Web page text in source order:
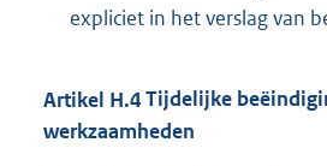
expliciet in het verslag van
Artikel H.4Tijdelijke
werkzaamheden